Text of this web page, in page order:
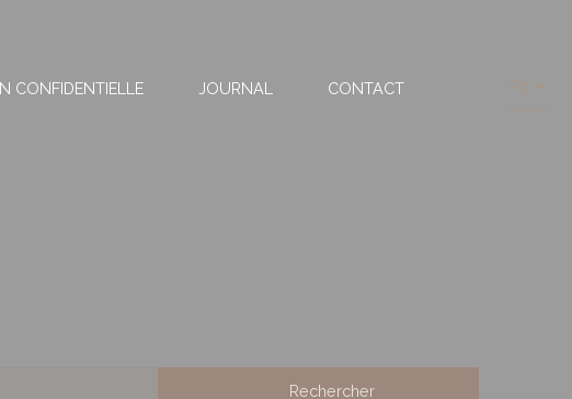
CONFIDENTIELLE JOURNAL CONTACT FR
Rechercher